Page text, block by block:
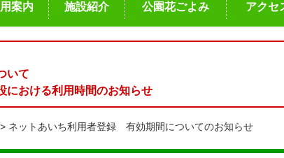
案内 施設紹介 公園花ごよみ アクセ
いて
における利用時間のお知らせ
ネットあいち利用者登録 有効期間についてのお知らせ